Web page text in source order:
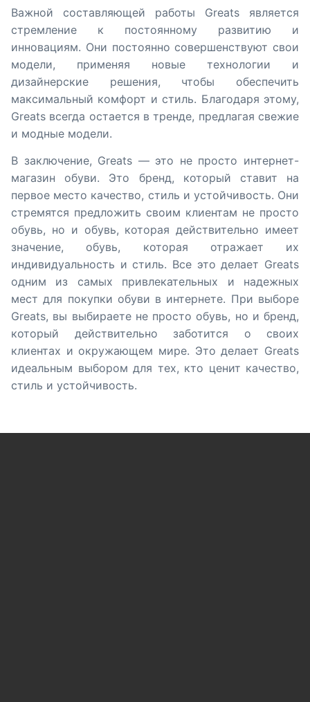
Важной составляющей работы Greats является
стремление к постоянному развитию и
инновациям. Они постоянно совершенствуют свои
модели, применяя новые технологии и
дизайнерские решения, чтобы обеспечить
максимальный комфорт и стиль. Благодаря этому,
Greats всегда остается в тренде, предлагая свежие
и модные модели.
В заключение, Greats — это не просто интернет-
магазин обуви. Это бренд, который ставит на
первое место качество, стиль и устойчивость. Они
стремятся предложить своим клиентам не просто
обувь, но и обувь, которая действительно имеет
значение, обувь, которая отражает их
индивидуальность и стиль. Все это делает Greats
одним из самых привлекательных и надежных
мест для покупки обуви в интернете. При выборе
Greats, вы выбираете не просто обувь, но и бренд,
который действительно заботится о своих
клиентах и окружающем мире. Это делает Greats
идеальным выбором для тех, кто ценит качество,
стиль и устойчивость.